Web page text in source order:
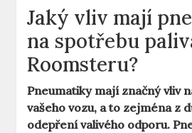
Jaký vliv mají
na spotřebu
Roomsteru?
Pneumatiky mají značný vliv
vašeho vozu, a to zejména z
odepření valivého odporu.